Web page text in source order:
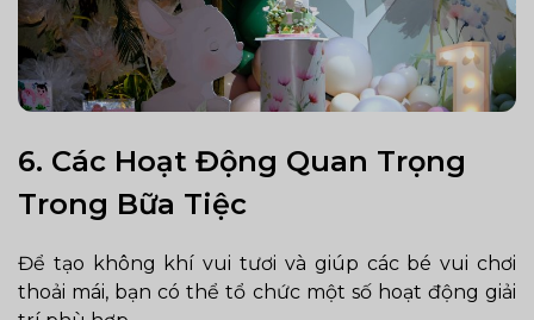
6. Các Hoạt Động Quan Trọng
Trong Bữa Tiệc
Để tạo không khí vui tươi và giúp các bé vui chơi
thoải mái, bạn có thể tổ chức một số hoạt động giải